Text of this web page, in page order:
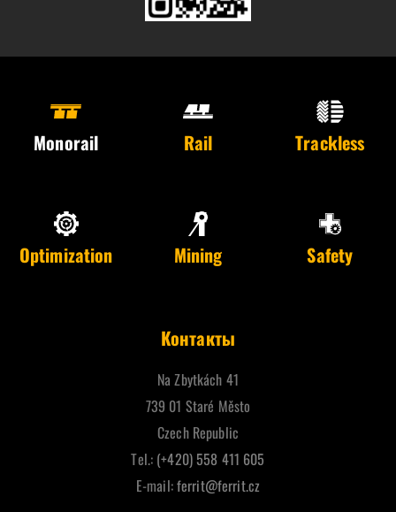
Monorail Rail Trackless
Optimization Mining Safety
Контакты
Na Zbytkách 41
739 01 Staré Město
Czech Republic
Tel.: (+420) 558 411 605
E-mail:ferrit@ferrit.cz